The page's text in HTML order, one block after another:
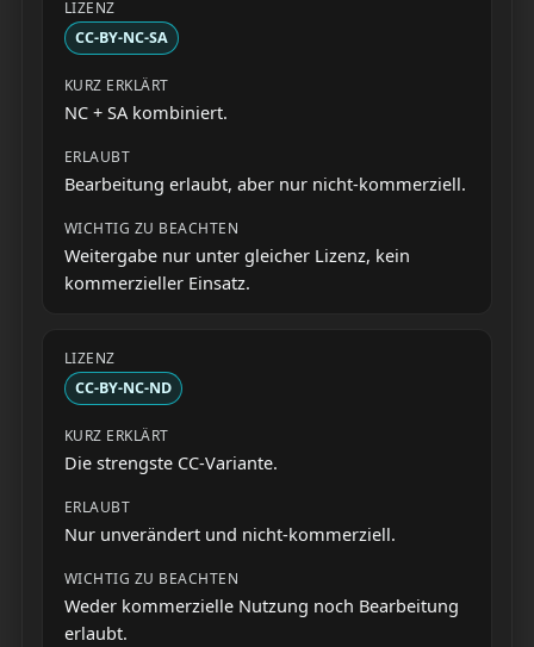
CC-BY-NC-SA
NC + SA kombiniert.
Bearbeitung erlaubt, aber nur nicht-kommerziell.
Weitergabe nur unter gleicher Lizenz, kein
kommerzieller Einsatz.
CC-BY-NC-ND
Die strengste CC-Variante.
Nur unverändert und nicht-kommerziell.
Weder kommerzielle Nutzung noch Bearbeitung
erlaubt.